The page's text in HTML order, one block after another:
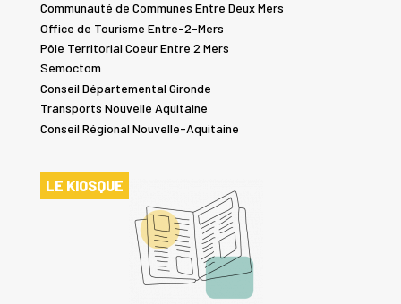
Communauté de Communes Entre Deux Mers
Office de Tourisme Entre-2-Mers
Pôle Territorial Coeur Entre 2 Mers
Semoctom
Conseil Départemental Gironde
Transports Nouvelle Aquitaine
Conseil Régional Nouvelle-Aquitaine
LE KIOSQUE